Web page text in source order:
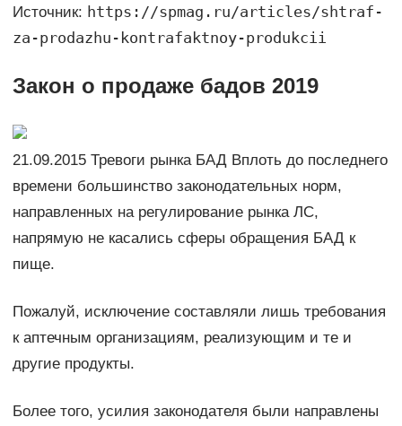
Источник: https://spmag.ru/articles/shtraf-
za-prodazhu-kontrafaktnoy-produkcii
Закон о продаже бадов 2019
21.09.2015 Тревоги рынка БАД Вплоть до последнего
времени большинство законодательных норм,
направленных на регулирование рынка ЛС,
напрямую не касались сферы обращения БАД к
пище.
Пожалуй, исключение составляли лишь требования
к аптечным организациям, реализующим и те и
другие продукты.
Более того, усилия законодателя были направлены